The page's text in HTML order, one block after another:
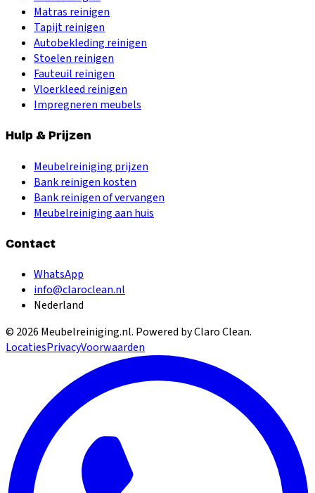
Matras reinigen
Tapijt reinigen
Autobekleding reinigen
Stoelen reinigen
Fauteuil reinigen
Vloerkleed reinigen
Impregneren meubels
Hulp & Prijzen
Meubelreiniging prijzen
Bank reinigen kosten
Bank reinigen of vervangen
Meubelreiniging aan huis
Contact
WhatsApp
info@claroclean.nl
Nederland
© 2026 Meubelreiniging.nl. Powered by Claro Clean.
LocatiesPrivacyVoorwaarden